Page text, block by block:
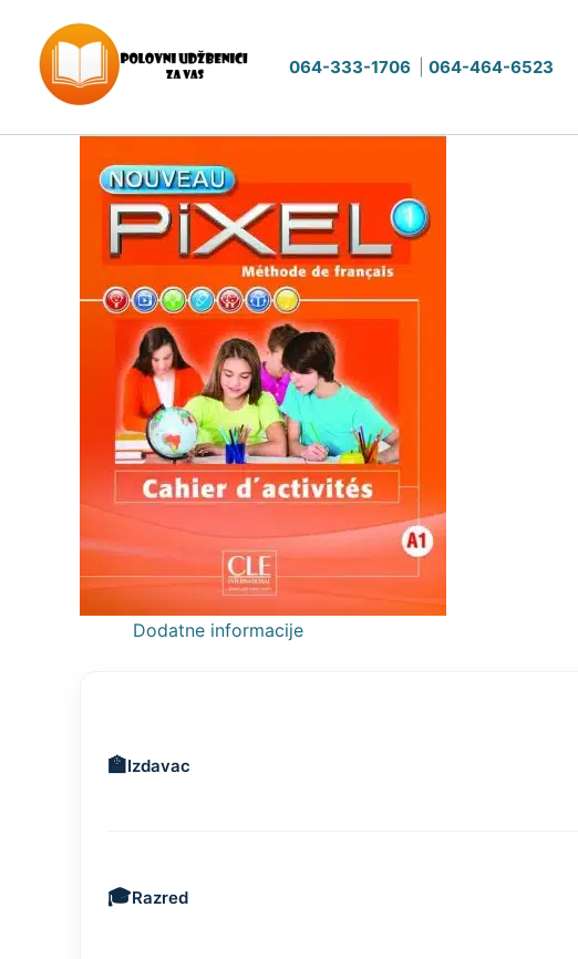
sadržaj
064-333-1706 064-464-6523
Dodatne informacije
Izdavac
Razred